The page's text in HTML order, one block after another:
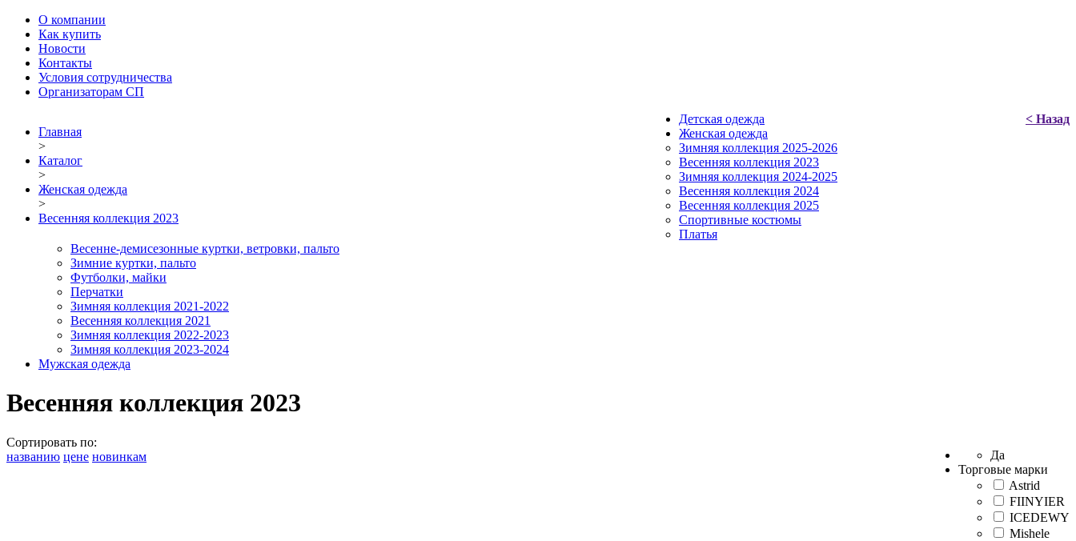
О компании
Как купить
Новости
Контакты
Условия сотрудничества
Организаторам СП
Главная
>
Каталог
>
Женская одежда
>
Весенняя коллекция 2023
< Назад
Детская одежда
Женская одежда
Зимняя коллекция 2025-2026
Весенняя коллекция 2023
Зимняя коллекция 2024-2025
Весенняя коллекция 2024
Весенняя коллекция 2025
Спортивные костюмы
Платья
Весенне-демисезонные куртки, ветровки, пальто
Зимние куртки, пальто
Футболки, майки
Перчатки
Зимняя коллекция 2021-2022
Весенняя коллекция 2021
Зимняя коллекция 2022-2023
Зимняя коллекция 2023-2024
Мужская одежда
Весенняя коллекция 2023
Сортировать по:
названию цене новинкам
Да
Торговые марки
Astrid
FIINYIER
ICEDEWY
Mishele